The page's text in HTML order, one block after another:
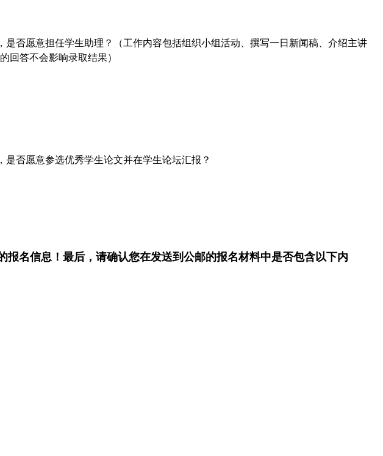
是否愿意担任学生助理？（工作内容包括组织小组活动、撰写一日新闻稿、介绍主讲
回答不会影响录取结果）
是否愿意参选优秀学生论文并在学生论坛汇报？
报名信息！最后，请确认您在发送到公邮的报名材料中是否包含以下内